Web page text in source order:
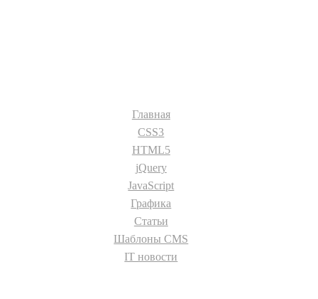
Главная
CSS3
HTML5
jQuery
JavaScript
Графика
Статьи
Шаблоны CMS
IT новости